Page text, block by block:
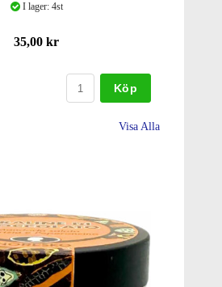
I lager: 4st
35,00 kr
Köp
Visa Alla